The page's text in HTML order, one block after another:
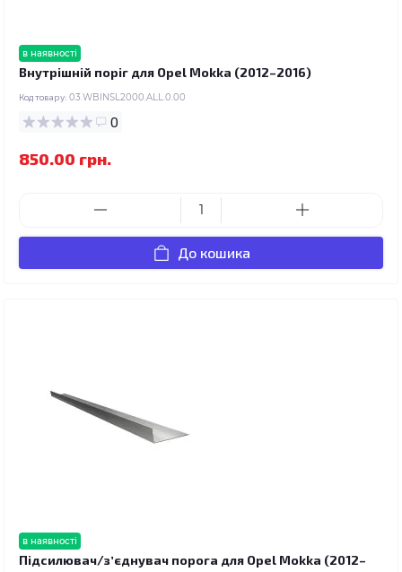
в наявності
Внутрішній поріг для Opel Mokka (2012–2016)
Код товару: 03.WBINSL2000.ALL.0.00
0
850.00 грн.
До кошика
в наявності
Підсилювач/зʼєднувач порога для Opel Mokka (2012–